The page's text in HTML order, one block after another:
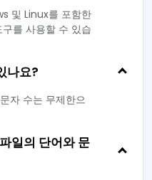
및 Linux를 포함한
를 사용할 수 있습
나요?
자 수는 무제한으
일의 단어와 문